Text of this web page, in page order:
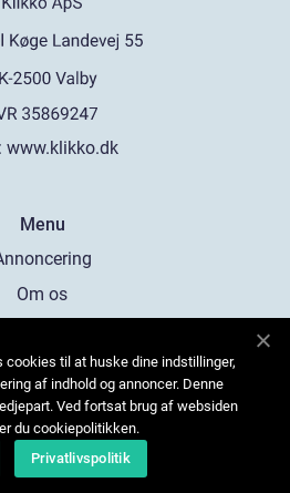
www.klikko.dk
Menu
Om os
Kontakt os
Sitemap
cookies til at huske dine indstillinger,
af indhold og annoncer. Denne
Ved fortsat brug af websiden
du cookiepolitikken.
Privatlivspolitik